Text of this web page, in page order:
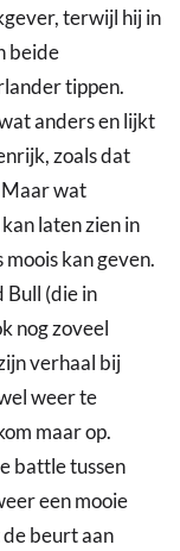
terwijl hij in
beide
tippen.
anders en lijkt
zoals dat
Maar wat
laten zien in
kan geven.
Bull (die in
nog zoveel
verhaal bij
weer te
maar op.
battle tussen
een mooie
beurt aan